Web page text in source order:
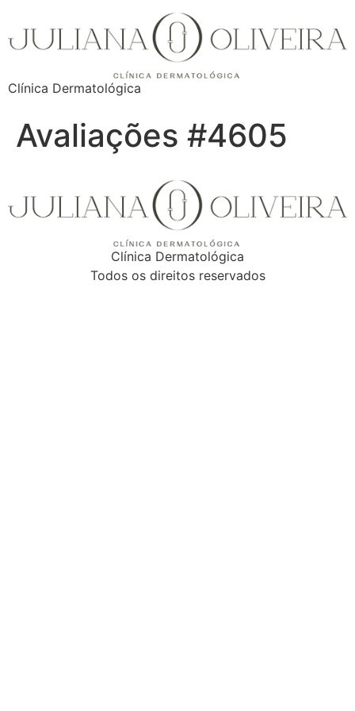
Clínica Dermatológica
Avaliações #4605
Clínica Dermatológica
Todos os direitos reservados